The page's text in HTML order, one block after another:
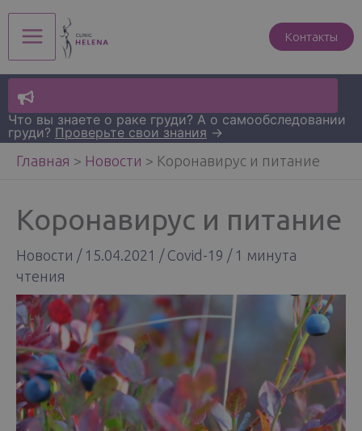
Перейти
содержимому
Main
Menu
Контакты
Что вы знаете о раке груди? А о самообследовании
груди? Проверьте свои знания →
Главная > Новости > Коронавирус и питание
Коронавирус и питание
Новости / 15.04.2021 / Covid-19 / 1 минута
чтения